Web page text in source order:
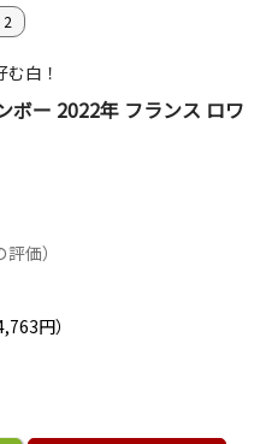
2
白！
ボー 2022年 フランス ロワ
評価）
円）